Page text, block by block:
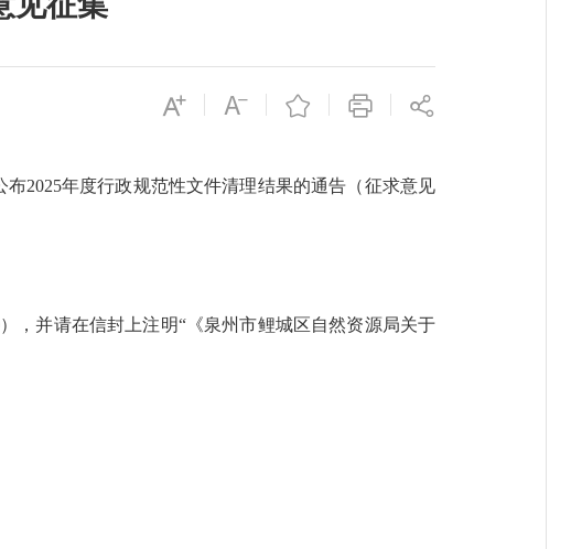
2025年度行政规范性文件清理结果的通告（征求意见
并请在信封上注明“《泉州市鲤城区自然资源局关于